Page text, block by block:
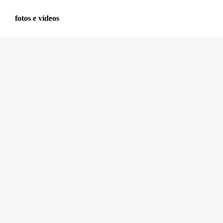
fotos e vídeos